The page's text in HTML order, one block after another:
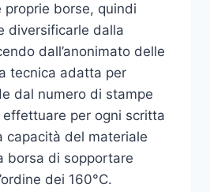
proprie borse, quindi
diversificarle dalla
dall’anonimato delle
tecnica adatta per
dal numero di stampe
per ogni scritta
capacità del materiale
borsa di sopportare
dei 160°C.